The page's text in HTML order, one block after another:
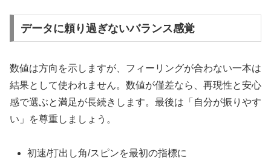
データに頼り過ぎないバランス感覚
数値は方向を示しますが、フィーリングが合わない一本は
結果として使われません。数値が僅差なら、再現性と安心
感で選ぶと満足が長続きします。最後は「自分が振りやす
い」を尊重しましょう。
初速/打出し角/スピンを最初の指標に